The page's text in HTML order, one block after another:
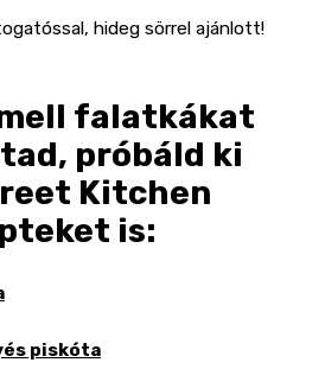
hideg sörrel ajánlott!
falatkákat
próbáld ki
Kitchen
is:
piskóta